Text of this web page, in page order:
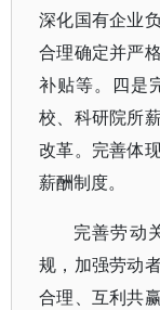
深化国有企业
合理确定并严
补贴等。四是
校、科研院所
改革。完善体
薪酬制度。
完善劳动
规，加强劳动
合理、互利共